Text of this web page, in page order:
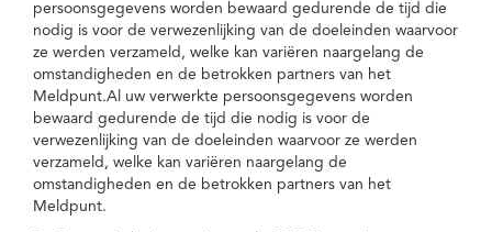
persoonsgegevens worden bewaard gedurende de tijd die
nodig is voor de verwezenlijking van de doeleinden waarvoor
ze werden verzameld, welke kan variëren naargelang de
omstandigheden en de betrokken partners van het
Meldpunt.Al uw verwerkte persoonsgegevens worden
bewaard gedurende de tijd die nodig is voor de
verwezenlijking van de doeleinden waarvoor ze werden
verzameld, welke kan variëren naargelang de
omstandigheden en de betrokken partners van het
Meldpunt.